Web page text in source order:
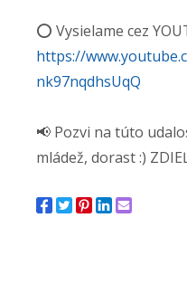
⭕️ Vysielame cez
https://
nk97nqdhsUqQ
📢 Pozvi na túto
mládež, dorast :)